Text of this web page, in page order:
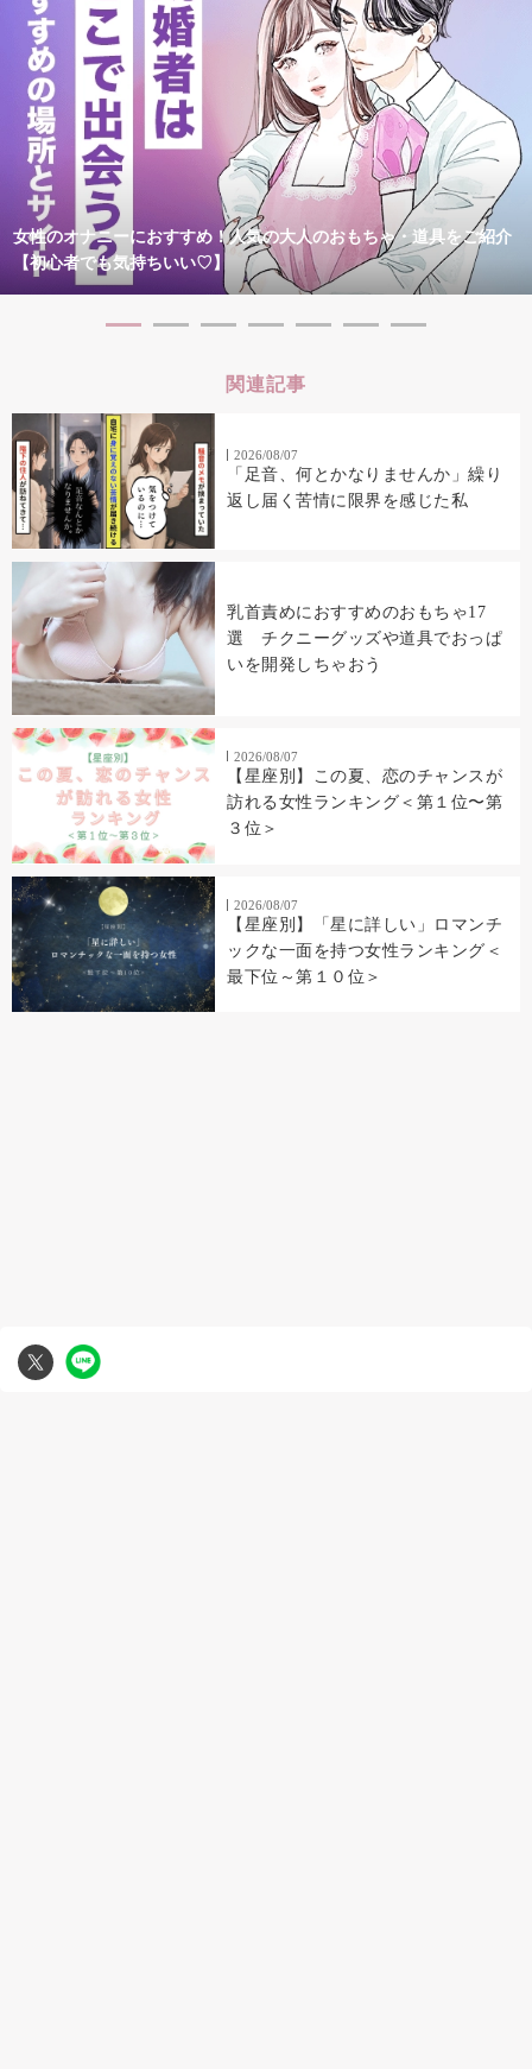
女性のオナニーにおすすめ！人気の大人のおもちゃ・道具をご紹介
【初心者でも気持ちいい♡】
関連記事
2026/08/07
「足音、何とかなりませんか」繰り
返し届く苦情に限界を感じた私
乳首責めにおすすめのおもちゃ17
選 チクニーグッズや道具でおっぱ
いを開発しちゃおう
2026/08/07
【星座別】この夏、恋のチャンスが
訪れる女性ランキング＜第１位〜第
３位＞
2026/08/07
【星座別】「星に詳しい」ロマンチ
ックな一面を持つ女性ランキング＜
最下位～第１０位＞